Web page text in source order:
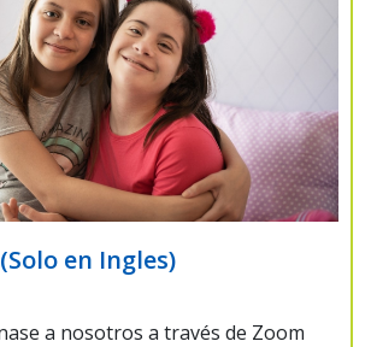
en Ingles)
a nosotros a través de Zoom